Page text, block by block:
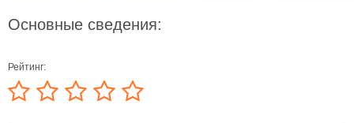
Основные сведения:
Рейтинг: